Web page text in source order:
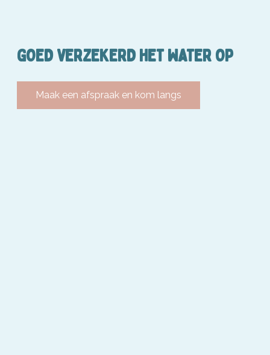
GOED VERZEKERD HET WATER OP
Maak een afspraak en kom langs